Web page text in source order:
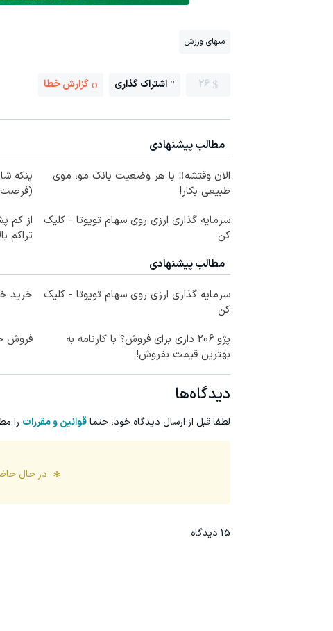
منهای ورزش
26 اشتراک گذاری گزارش خطا
مطالب پیشنهادی
الان وقتشه‼️ با هر وضعیت بانک مو، موی
طبیعی بکار!
پنکه
سرمایه گذاری ارزی روی سهام تویوتا - کلیک
کن
از کم
تراکم
مطالب پیشنهادی
سرمایه گذاری ارزی روی سهام تویوتا - کلیک
کن
خرید
پژو 206 داری برای فروش؟ با کارنامه به
بهترین قیمت بفروش!
فروش
دیدگاه‌ها
لطفا قبل از ارسال دیدگاه خود، حتماقوانین و مقررات را
در حال
15 دیدگاه